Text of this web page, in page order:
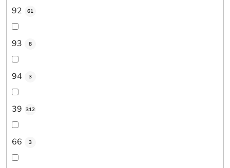
92 61
93 8
94 3
39 312
66 3